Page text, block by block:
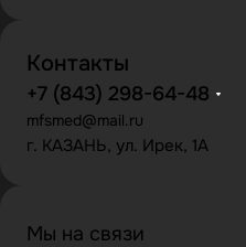
Контакты
+7 (843) 298-64-48
mfsmed@mail.ru
г. КАЗАНЬ, ул. Ирек, 1А
Мы на связи